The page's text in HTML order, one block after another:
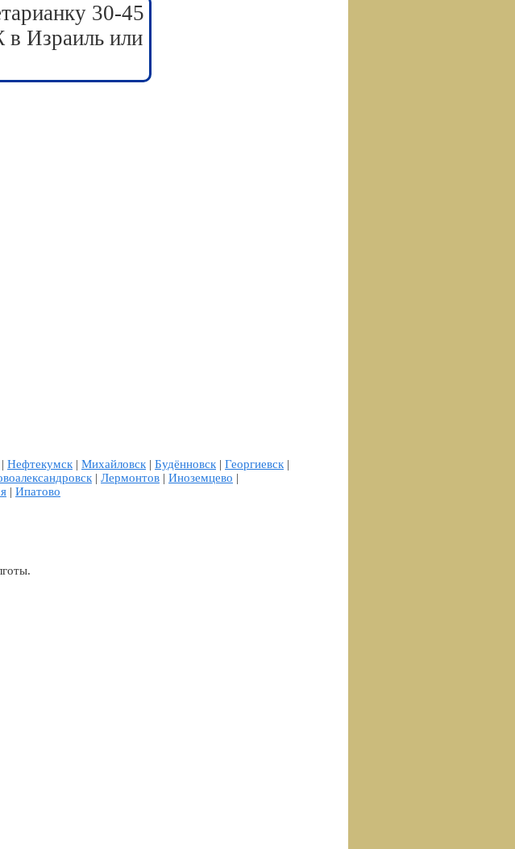
30-45
в Израиль или
| Нефтекумск| Михайловск| Будённовск| Георгиевск|
| Лермонтов | Иноземцево |
| Ипатово